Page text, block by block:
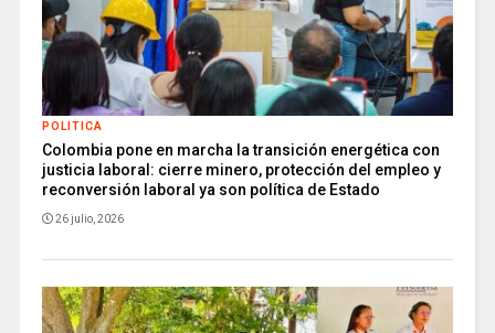
POLITICA
Colombia pone en marcha la transición energética con
justicia laboral: cierre minero, protección del empleo y
reconversión laboral ya son política de Estado
26 julio, 2026